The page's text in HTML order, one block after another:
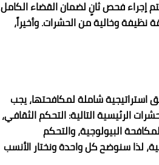
إجراء فحص ثانٍ لضمان القضاء الكامل
نظيفة وخالية من الحشرات. وأخيراً،
استراتيجية شاملة لمكافحتها، يجب
الرئيسية التالية: التحكم الثقافي،
البيولوجية، والتحكم
لذا سنوضح كل واحدة ونختار الأنسب